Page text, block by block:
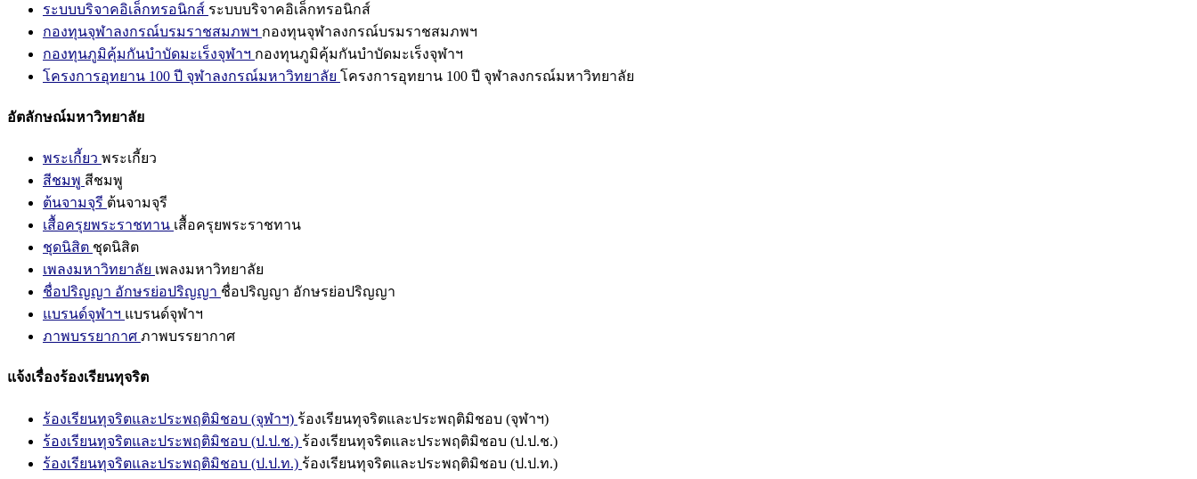
ระบบบริจาคอิเล็กทรอนิกส์ ระบบบริจาคอิเล็กทรอนิกส์
กองทุนจุฬาลงกรณ์บรมราชสมภพฯ กองทุนจุฬาลงกรณ์บรมราชสมภพฯ
กองทุนภูมิคุ้มกันบำบัดมะเร็งจุฬาฯ กองทุนภูมิคุ้มกันบำบัดมะเร็งจุฬาฯ
โครงการอุทยาน 100 ปี จุฬาลงกรณ์มหาวิทยาลัย โครงการอุทยาน 100 ปี จุฬาลงกรณ์มหาวิทยาลัย
อัตลักษณ์มหาวิทยาลัย
พระเกี้ยว พระเกี้ยว
สีชมพู สีชมพู
ต้นจามจุรี ต้นจามจุรี
เสื้อครุยพระราชทาน เสื้อครุยพระราชทาน
ชุดนิสิต ชุดนิสิต
เพลงมหาวิทยาลัย เพลงมหาวิทยาลัย
ชื่อปริญญา อักษรย่อปริญญา ชื่อปริญญา อักษรย่อปริญญา
แบรนด์จุฬาฯ แบรนด์จุฬาฯ
ภาพบรรยากาศ ภาพบรรยากาศ
แจ้งเรื่องร้องเรียนทุจริต
ร้องเรียนทุจริตและประพฤติมิชอบ (จุฬาฯ) ร้องเรียนทุจริตและประพฤติมิชอบ (จุฬาฯ)
ร้องเรียนทุจริตและประพฤติมิชอบ (ป.ป.ช.) ร้องเรียนทุจริตและประพฤติมิชอบ (ป.ป.ช.)
ร้องเรียนทุจริตและประพฤติมิชอบ (ป.ป.ท.) ร้องเรียนทุจริตและประพฤติมิชอบ (ป.ป.ท.)